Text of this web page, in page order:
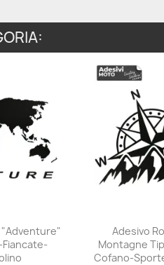
"Adventure"
Adesivo
Montagne
Cofano-